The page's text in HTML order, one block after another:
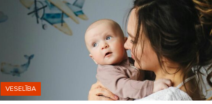
VESELĪBA